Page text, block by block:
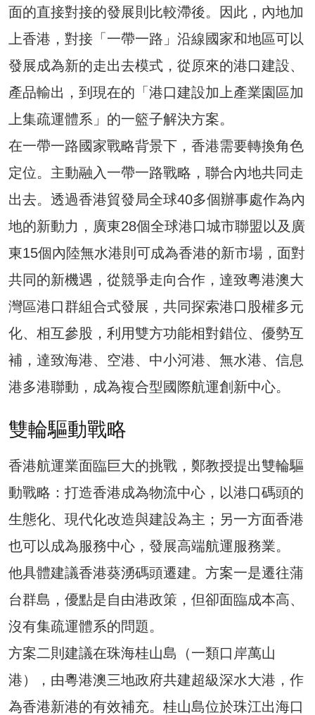
面的直接對接的發展則比較滯後。因此，內地加
上香港，對接「一帶一路」沿線國家和地區可以
發展成為新的走出去模式，從原來的港口建設、
產品輸出，到現在的「港口建設加上產業園區加
上集疏運體系」的一籃子解決方案。
在一帶一路國家戰略背景下，香港需要轉換角色
定位。主動融入一帶一路戰略，聯合內地共同走
出去。透過香港貿發局全球40多個辦事處作為內
地的新動力，廣東28個全球港口城市聯盟以及廣
東15個內陸無水港則可成為香港的新市場，面對
共同的新機遇，從競爭走向合作，達致粵港澳大
灣區港口群組合式發展，共同探索港口股權多元
化、相互參股，利用雙方功能相對錯位、優勢互
補，達致海港、空港、中小河港、無水港、信息
港多港聯動，成為複合型國際航運創新中心。
雙輪驅動戰略
香港航運業面臨巨大的挑戰，鄭教授提出雙輪驅
動戰略：打造香港成為物流中心，以港口碼頭的
生態化、現代化改造與建設為主；另一方面香港
也可以成為服務中心，發展高端航運服務業。
他具體建議香港葵湧碼頭遷建。方案一是遷往蒲
台群島，優點是自由港政策，但卻面臨成本高、
沒有集疏運體系的問題。
方案二則建議在珠海桂山島（一類口岸萬山
港），由粵港澳三地政府共建超級深水大港，作
為香港新港的有效補充。桂山島位於珠江出海口